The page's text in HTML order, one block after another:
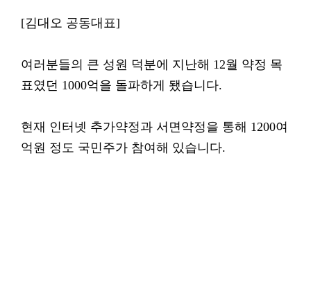
[김대오 공동대표]
여러분들의 큰 성원 덕분에 지난해 12월 약정 목
표였던 1000억을 돌파하게 됐습니다.
현재 인터넷 추가약정과 서면약정을 통해 1200여
억원 정도 국민주가 참여해 있습니다.